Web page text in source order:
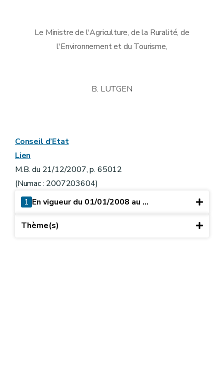
Le Ministre de l'Agriculture, de la Ruralité, de
l'Environnement et du Tourisme,
B. LUTGEN
Conseil d’Etat
Lien
M.B. du 21/12/2007, p. 65012
(Numac : 2007203604)
1 En vigueur du 01/01/2008 au ...
Thème(s)